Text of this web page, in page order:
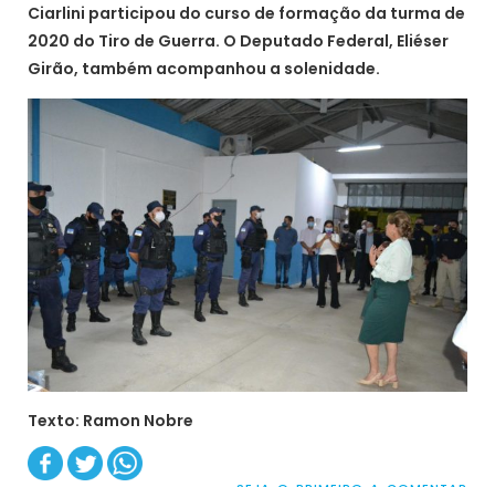
Ciarlini participou do curso de formação da turma de
2020 do Tiro de Guerra. O Deputado Federal, Eliéser
Girão, também acompanhou a solenidade.
Texto: Ramon Nobre